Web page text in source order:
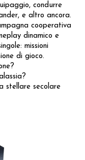
condurre
e altro ancora.
cooperativa
dinamico e
missioni
di gioco.
stellare secolare